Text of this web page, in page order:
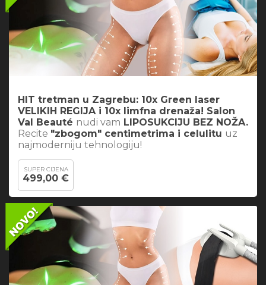
HIT tretman u Zagrebu: 10x Green laser
VELIKIH REGIJA i 10x limfna drenaža! Salon
Val Beauté nudi vam LIPOSUKCIJU BEZ NOŽA.
Recite "zbogom" centimetrima i celulitu uz
najmoderniju tehnologiju!
SUPER CIJENA
499,00 €